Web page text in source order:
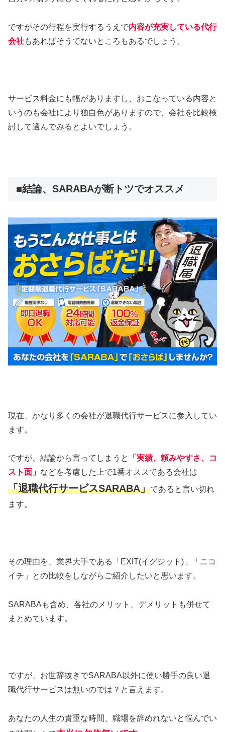
ですがその行程を実行するうえで内容が充実している代行
会社もあればそうでないところもあるでしょう。
サービス料金にも幅がありますし、おこなっている内容と
いうのも会社により独自色がありますので、会社を比較検
討して選んでみるとよいでしょう。
■結論、SARABAが断トツでオススメ
現在、かなり多くの会社が退職代行サービスに参入してい
ます。
ですが、結論から言ってしまうと
「実績、頼みやすさ、コ
スト面」 などを考慮した上で1番オススである会社は
「退職代行サービスSARABA」であると言い切れ
ます。
その理由を、業界大手である「EXIT(イグジット)」「ニコ
イチ」との比較をしながらご紹介したいと思います。
SARABAも含め、各社のメリット、デメリットも併せて
まとめています。
ですが、お世辞抜きでSARABA以外に使い勝手の良い退
職代行サービスは無いのでは？と言えます。
あなたの人生の貴重な時間、職場を辞めれないと悩んでい